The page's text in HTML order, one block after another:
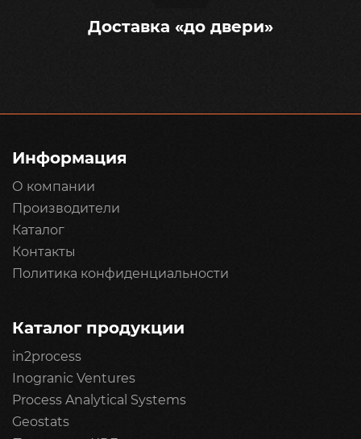
Доставка «до двери»
Информация
О компании
Производители
Каталог
Контакты
Политика конфиденциальности
Каталог продукции
in2process
Inogranic Ventures
Process Analytical Systems
Geostats